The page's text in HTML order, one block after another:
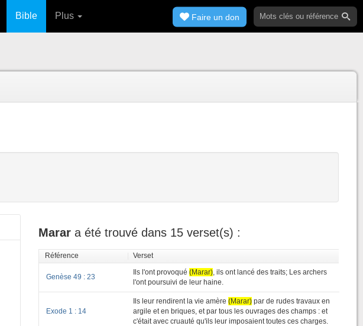
Bible Plus Faire un don
Marar a été trouvé dans 15 verset(s) :
Référence Verset
Genèse 49 : 23
Ils l'ont provoqué (Marar), ils ont lancé des traits; Les archers
l'ont poursuivi de leur haine.
Exode 1 : 14
Ils leur rendirent la vie amère (Marar) par de rudes travaux en
argile et en briques, et par tous les ouvrages des champs : et
c'était avec cruauté qu'ils leur imposaient toutes ces charges.